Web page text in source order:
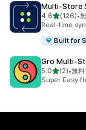
Multi‑Store
4.65つ星中
(126)
合計レビュー
•
Real-time
Built for
Gro
5.05つ星中
(2)
合計レビュー
•無料
Super Easy